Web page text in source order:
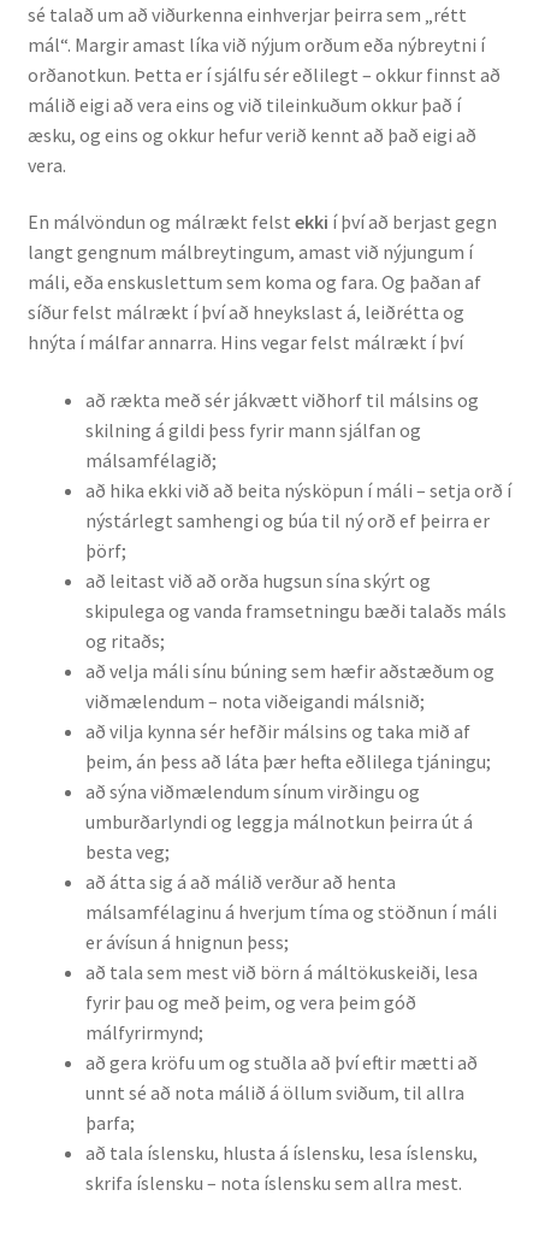
sé talað um að viðurkenna einhverjar þeirra sem „rétt
mál“. Margir amast líka við nýjum orðum eða nýbreytni í
orðanotkun. Þetta er í sjálfu sér eðlilegt – okkur finnst að
málið eigi að vera eins og við tileinkuðum okkur það í
æsku, og eins og okkur hefur verið kennt að það eigi að
vera.
En málvöndun og málrækt felst ekki í því að berjast gegn
langt gengnum málbreytingum, amast við nýjungum í
máli, eða enskuslettum sem koma og fara. Og þaðan af
síður felst málrækt í því að hneykslast á, leiðrétta og
hnýta í málfar annarra. Hins vegar felst málrækt í því
að rækta með sér jákvætt viðhorf til málsins og
skilning á gildi þess fyrir mann sjálfan og
málsamfélagið;
að hika ekki við að beita nýsköpun í máli – setja orð í
nýstárlegt samhengi og búa til ný orð ef þeirra er
þörf;
að leitast við að orða hugsun sína skýrt og
skipulega og vanda framsetningu bæði talaðs máls
og ritaðs;
að velja máli sínu búning sem hæfir aðstæðum og
viðmælendum – nota viðeigandi málsnið;
að vilja kynna sér hefðir málsins og taka mið af
þeim, án þess að láta þær hefta eðlilega tjáningu;
að sýna viðmælendum sínum virðingu og
umburðarlyndi og leggja málnotkun þeirra út á
besta veg;
að átta sig á að málið verður að henta
málsamfélaginu á hverjum tíma og stöðnun í máli
er ávísun á hnignun þess;
að tala sem mest við börn á máltökuskeiði, lesa
fyrir þau og með þeim, og vera þeim góð
málfyrirmynd;
að gera kröfu um og stuðla að því eftir mætti að
unnt sé að nota málið á öllum sviðum, til allra
þarfa;
að tala íslensku, hlusta á íslensku, lesa íslensku,
skrifa íslensku – nota íslensku sem allra mest.